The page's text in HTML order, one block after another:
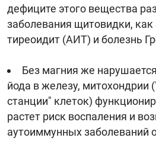
дефиците этого вещества
заболевания щитовидки,
тиреоидит (АИТ) и болезнь
Без магния же
йода в железу, митохондрии
станции" клеток)
растет риск воспаления и
аутоиммунных заболеваний